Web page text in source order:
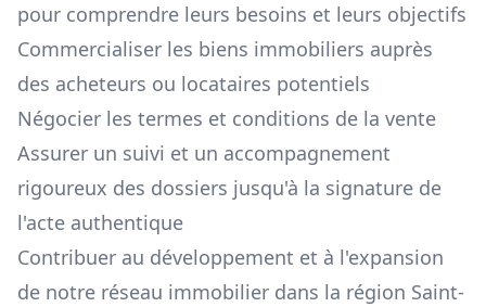
pour comprendre leurs besoins et leurs objectifs
Commercialiser les biens immobiliers auprès
des acheteurs ou locataires potentiels
Négocier les termes et conditions de la vente
Assurer un suivi et un accompagnement
rigoureux des dossiers jusqu'à la signature de
l'acte authentique
Contribuer au développement et à l'expansion
de notre réseau immobilier dans la région Saint-